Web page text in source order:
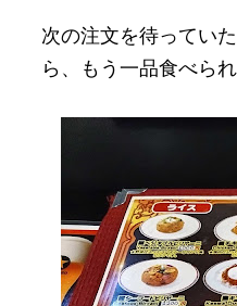
次の注文を待ってい
ら、もう一品食べら